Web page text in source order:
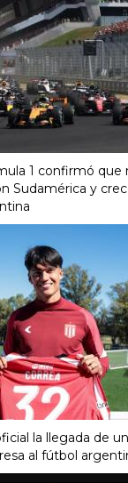
1 confirmó que
Sudamérica y
la llegada de
al fútbol